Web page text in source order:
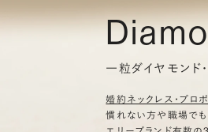
一粒ダイヤモンド
婚約ネックレス・プロ
慣れない方や職場でも